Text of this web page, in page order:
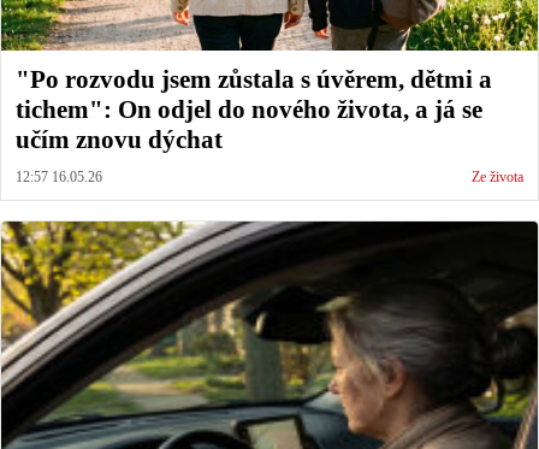
"Po rozvodu jsem zůstala s úvěrem, dětmi a
tichem": On odjel do nového života, a já se
učím znovu dýchat
12:57 16.05.26 Ze života